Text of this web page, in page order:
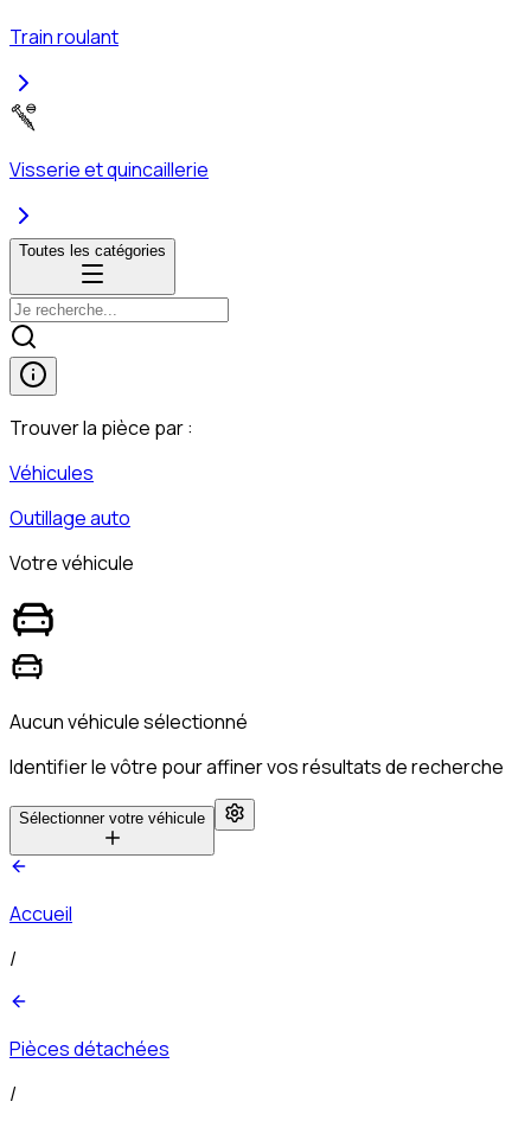
Train roulant
Visserie et quincaillerie
Toutes les catégories
Trouver la pièce par :
Véhicules
Outillage auto
Votre véhicule
Aucun véhicule sélectionné
Identifier le vôtre pour affiner vos résultats de recherche
Sélectionner votre véhicule
Accueil
/
Pièces détachées
/